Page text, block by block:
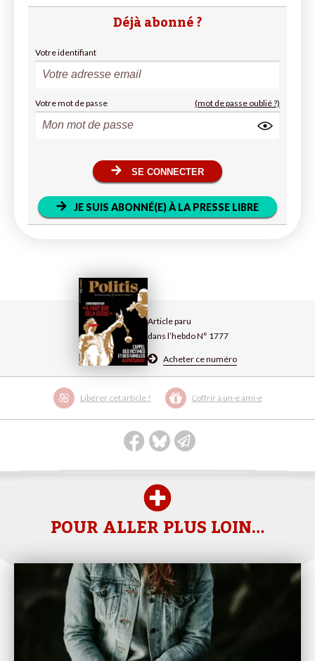
Article paru
dans l’hebdo N° 1777
Acheter ce numéro
Libérer cet article ! L’offrir à un·e ami·e
Déjà abonné ?
Votre identifiant
Votre mot de passe (mot de passe oublié ?)
SE CONNECTER
JE SUIS ABONNÉ(E) À LA PRESSE LIBRE
POUR ALLER PLUS LOIN…